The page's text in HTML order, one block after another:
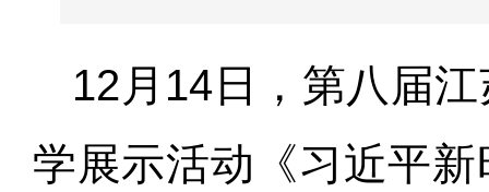
12月14日，第八届
学展示活动《习近平